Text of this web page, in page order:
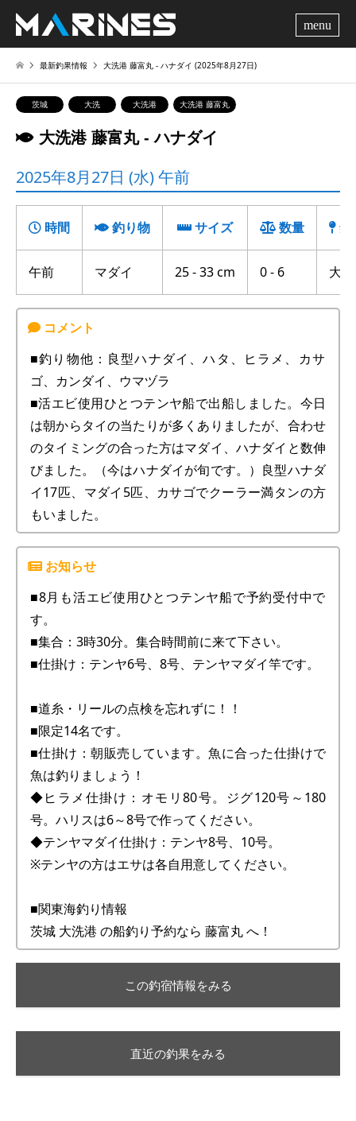
最新釣果情報 大洗港 藤富丸 ‐ ハナダイ (2025年8月27日)
茨城 大洗 大洗港 大洗港 藤富丸
大洗港 藤富丸 ‐ ハナダイ
2025年8月27日 (水) 午前
時間 釣り物 サイズ 数量 釣
午前 マダイ 25 - 33 cm 0 - 6 大
■釣り物他：良型ハナダイ、ハタ、ヒラメ、カサ
ゴ、カンダイ、ウマヅラ
■活エビ使用ひとつテンヤ船で出船しました。今日
は朝からタイの当たりが多くありましたが、合わせ
のタイミングの合った方はマダイ、ハナダイと数伸
びました。（今はハナダイが旬です。）良型ハナダ
イ17匹、マダイ5匹、カサゴでクーラー満タンの方
もいました。
■8月も活エビ使用ひとつテンヤ船で予約受付中で
す。
■集合：3時30分。集合時間前に来て下さい。
■仕掛け：テンヤ6号、8号、テンヤマダイ竿です。
■道糸・リールの点検を忘れずに！！
■限定14名です。
■仕掛け：朝販売しています。魚に合った仕掛けで
魚は釣りましょう！
◆ヒラメ仕掛け：オモリ80号。ジグ120号～180
号。ハリスは6～8号で作ってください。
◆テンヤマダイ仕掛け：テンヤ8号、10号。
※テンヤの方はエサは各自用意してください。
■関東海釣り情報
茨城 大洗港 の船釣り予約なら 藤富丸 へ！
この釣宿情報をみる
直近の釣果をみる